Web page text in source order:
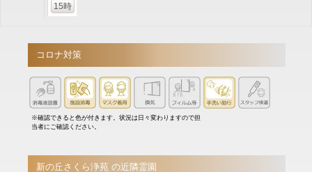
15時
コロナ対策
※確認できると色が付きます。状況は日々変わりますので担
当者にご確認ください。
新の丘さくら浄苑 の近隣霊園